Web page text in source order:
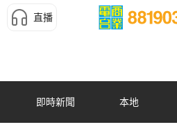
直播
即時新聞 本地